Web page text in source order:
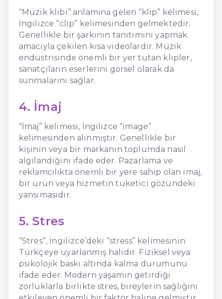
“Müzik klibi” anlamına gelen “klip” kelimesi,
İngilizce “clip” kelimesinden gelmektedir.
Genellikle bir şarkının tanıtımını yapmak
amacıyla çekilen kısa videolardır. Müzik
endüstrisinde önemli bir yer tutan klipler,
sanatçıların eserlerini görsel olarak da
sunmalarını sağlar.
4. İmaj
“İmaj” kelimesi, İngilizce “image”
kelimesinden alınmıştır. Genellikle bir
kişinin veya bir markanın toplumda nasıl
algılandığını ifade eder. Pazarlama ve
reklamcılıkta önemli bir yere sahip olan imaj,
bir ürün veya hizmetin tüketici gözündeki
yansımasıdır.
5. Stres
“Stres”, İngilizce’deki “stress” kelimesinin
Türkçeye uyarlanmış halidir. Fiziksel veya
psikolojik baskı altında kalma durumunu
ifade eder. Modern yaşamın getirdiği
zorluklarla birlikte stres, bireylerin sağlığını